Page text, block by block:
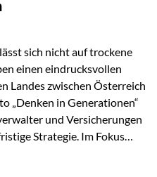
entsteht, also
mehr…
sich nicht auf trockene
einen eindrucksvollen
Landes zwischen Österreich
und Versicherungen
Strategie. Im Fokus
in den letzten Jahren zu